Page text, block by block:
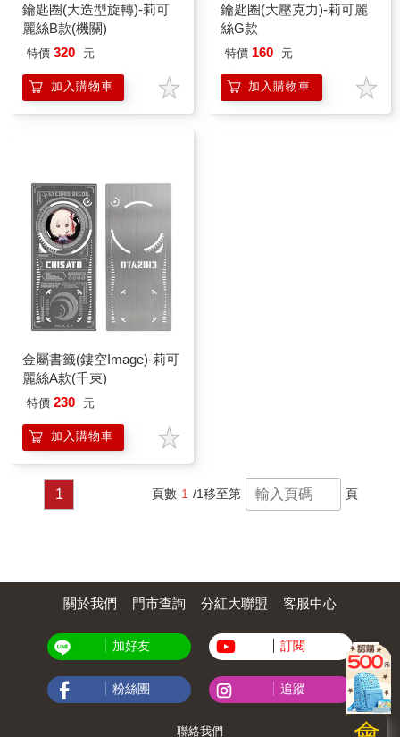
鑰匙圈(大造型旋轉)-莉可
麗絲B款(機關)
特價 320 元
加入購物車
鑰匙圈(大壓克力)-莉可麗
絲G款
特價 160 元
加入購物車
金屬書籤(鏤空Image)-莉可
麗絲A款(千束)
特價 230 元
加入購物車
1 頁數 1 /1移至第 頁
關於我們 門市查詢 分紅大聯盟 客服中心
加好友 訂閱
粉絲團 追蹤
聯絡我們